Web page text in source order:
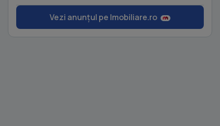
Vezi anunțul pe Imobiliare.ro